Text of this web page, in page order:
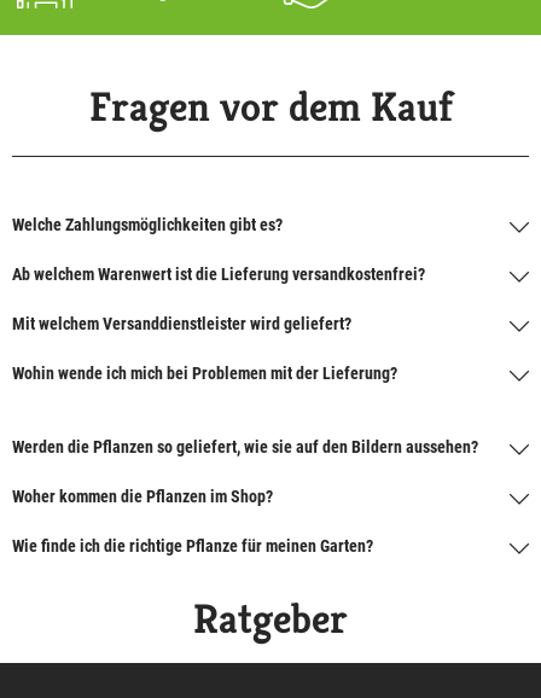
Fragen vor dem Kauf
Welche Zahlungsmöglichkeiten gibt es?
Ab welchem Warenwert ist die Lieferung versandkostenfrei?
Mit welchem Versanddienstleister wird geliefert?
Wohin wende ich mich bei Problemen mit der Lieferung?
Werden die Pflanzen so geliefert, wie sie auf den Bildern aussehen?
Woher kommen die Pflanzen im Shop?
Wie finde ich die richtige Pflanze für meinen Garten?
Ratgeber